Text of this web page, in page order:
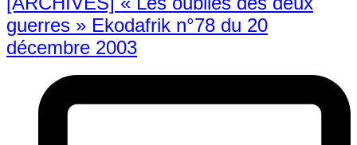
guerres » Ekodafrik n°78 du 20
décembre 2003